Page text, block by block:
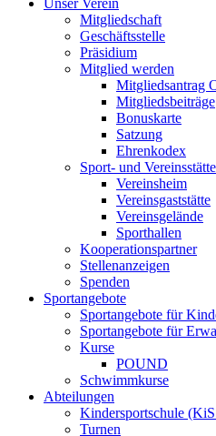
Unser Verein
Mitgliedschaft
Geschäftsstelle
Präsidium
Mitglied werden
Mitgliedsantrag
Mitgliedsbeiträge
Bonuskarte
Satzung
Ehrenkodex
Sport- und
Vereinsheim
Vereinsgaststätte
Vereinsgelände
Sporthallen
Kooperationspartner
Stellenanzeigen
Spenden
Sportangebote
Sportangebote für
Sportangebote für
Kurse
POUND
Schwimmkurse
Abteilungen
Kindersportschule
Turnen